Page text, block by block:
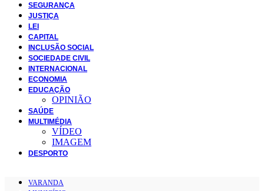
SEGURANÇA
JUSTIÇA
LEI
CAPITAL
INCLUSÃO SOCIAL
SOCIEDADE CIVIL
INTERNACIONAL
ECONOMIA
EDUCAÇÃO
OPINIÃO
SAÚDE
MULTIMÉDIA
VÍDEO
IMAGEM
DESPORTO
VARANDA